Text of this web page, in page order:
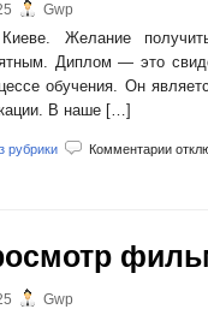
Gwp
Желание
Диплом — это
обучения. Он
В наше […]
рубрики Комментарии
Gwp